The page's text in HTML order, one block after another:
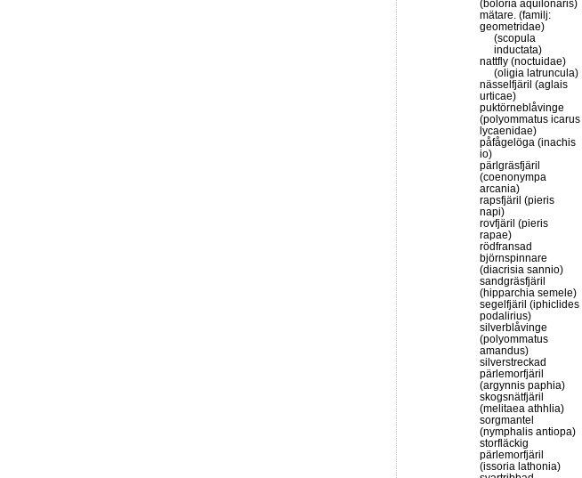
(boloria aquilonaris)
mätare. (familj:
geometridae)
(scopula
inductata)
nattfly (noctuidae)
(oligia latruncula)
nässelfjäril (aglais
urticae)
puktörneblåvinge
(polyommatus icarus
lycaenidae)
påfågelöga (inachis
io)
pärlgräsfjäril
(coenonympa
arcania)
rapsfjäril (pieris
napi)
rovfjäril (pieris
rapae)
rödfransad
björnspinnare
(diacrisia sannio)
sandgräsfjäril
(hipparchia semele)
segelfjäril (iphiclides
podalirius)
silverblåvinge
(polyommatus
amandus)
silverstreckad
pärlemorfjäril
(argynnis paphia)
skogsnätfjäril
(melitaea athhlia)
sorgmantel
(nymphalis antiopa)
storfläckig
pärlemorfjäril
(issoria lathonia)